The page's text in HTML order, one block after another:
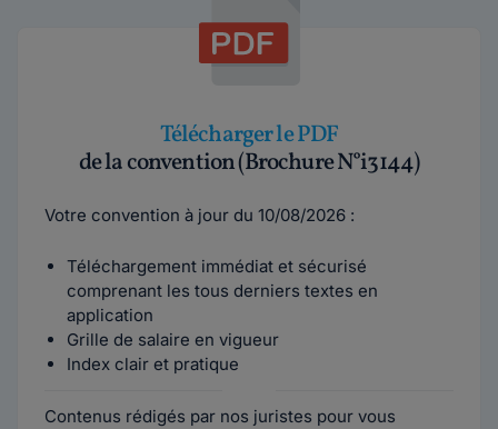
Télécharger le PDF
de la convention (Brochure N°i3144)
Votre convention à jour du 10/08/2026 :
Téléchargement immédiat et sécurisé
comprenant les tous derniers textes en
application
Grille de salaire en vigueur
Index clair et pratique
Contenus rédigés par nos juristes pour vous